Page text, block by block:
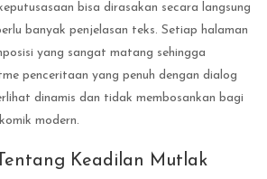
bisa dirasakan secara langsung
banyak penjelasan teks. Setiap halaman
yang sangat matang sehingga
penceritaan yang penuh dengan dialog
dinamis dan tidak membosankan bagi
modern.
Keadilan Mutlak